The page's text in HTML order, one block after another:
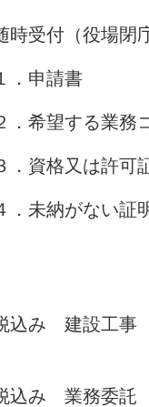
付（役場閉庁
申請書
る業務コ
は許可証
ない証明
み 建設工事
務委託 １